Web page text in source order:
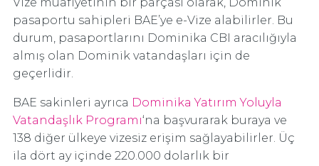
pasaportu sahipleri BAE’ye e-Vize alabilirler. Bu
durum, pasaportlarını Dominika CBI aracılığıyla
almış olan Dominik vatandaşları için de
geçerlidir.
BAE sakinleri ayrıca Dominika Yatırım Yoluyla
Vatandaşlık Programı‘na başvurarak buraya ve
138 diğer ülkeye vizesiz erişim sağlayabilirler. Üç
ila dört ay içinde 220.000 dolarlık bir